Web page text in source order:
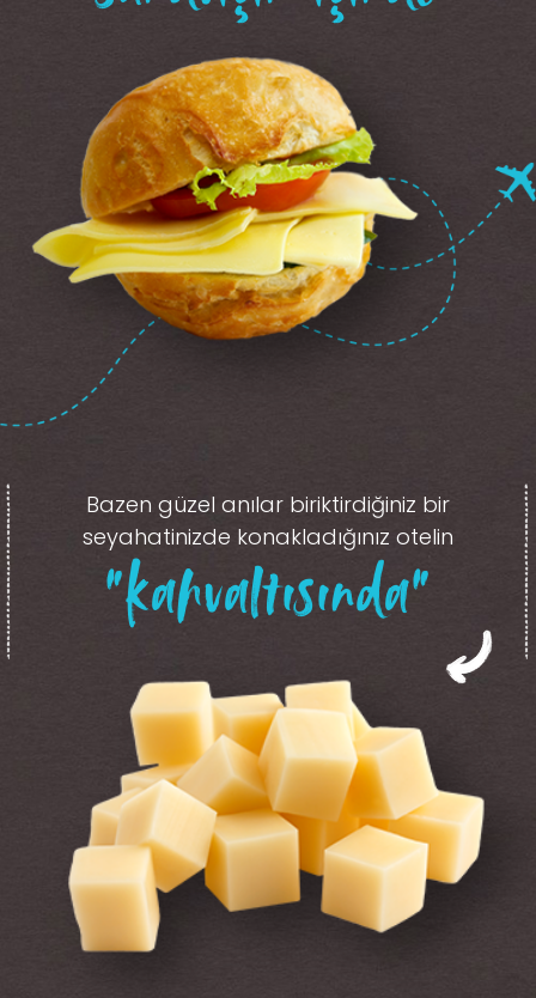
Bazen güzel anılar biriktirdiğiniz bir
seyahatinizde konakladığınız otelin
“kahvaltısında”